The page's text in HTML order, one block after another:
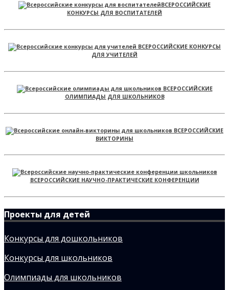
ВСЕРОССИЙСКИЕ
КОНКУРСЫ ДЛЯ ВОСПИТАТЕЛЕЙ
ВСЕРОССИЙСКИЕ КОНКУРСЫ
ДЛЯ УЧИТЕЛЕЙ
ВСЕРОССИЙСКИЕ
ОЛИМПИАДЫ ДЛЯ ШКОЛЬНИКОВ
ВСЕРОССИЙСКИЕ
ВИКТОРИНЫ
ВСЕРОССИЙСКИЕ НАУЧНО-ПРАКТИЧЕСКИЕ КОНФЕРЕНЦИИ
Проекты для детей
Конкурсы для дошкольников
Конкурсы для школьников
Олимпиады для школьников